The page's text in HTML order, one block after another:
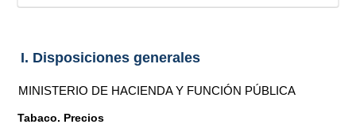
I. Disposiciones generales
MINISTERIO DE HACIENDA Y FUNCIÓN PÚBLICA
Tabaco. Precios